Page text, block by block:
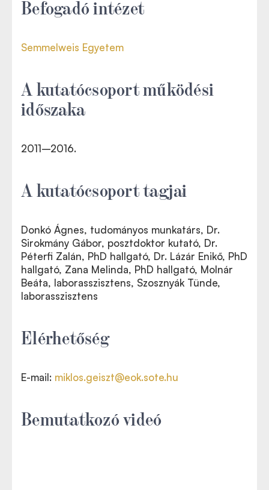
Befogadó intézet
Semmelweis Egyetem
A kutatócsoport működési
időszaka
2011–2016.
A kutatócsoport tagjai
Donkó Ágnes, tudományos munkatárs, Dr.
Sirokmány Gábor, posztdoktor kutató, Dr.
Péterfi Zalán, PhD hallgató, Dr. Lázár Enikő, PhD
hallgató, Zana Melinda, PhD hallgató, Molnár
Beáta, laborasszisztens, Szosznyák Tünde,
laborasszisztens
Elérhetőség
E-mail: miklos.geiszt@eok.sote.hu
Bemutatkozó videó